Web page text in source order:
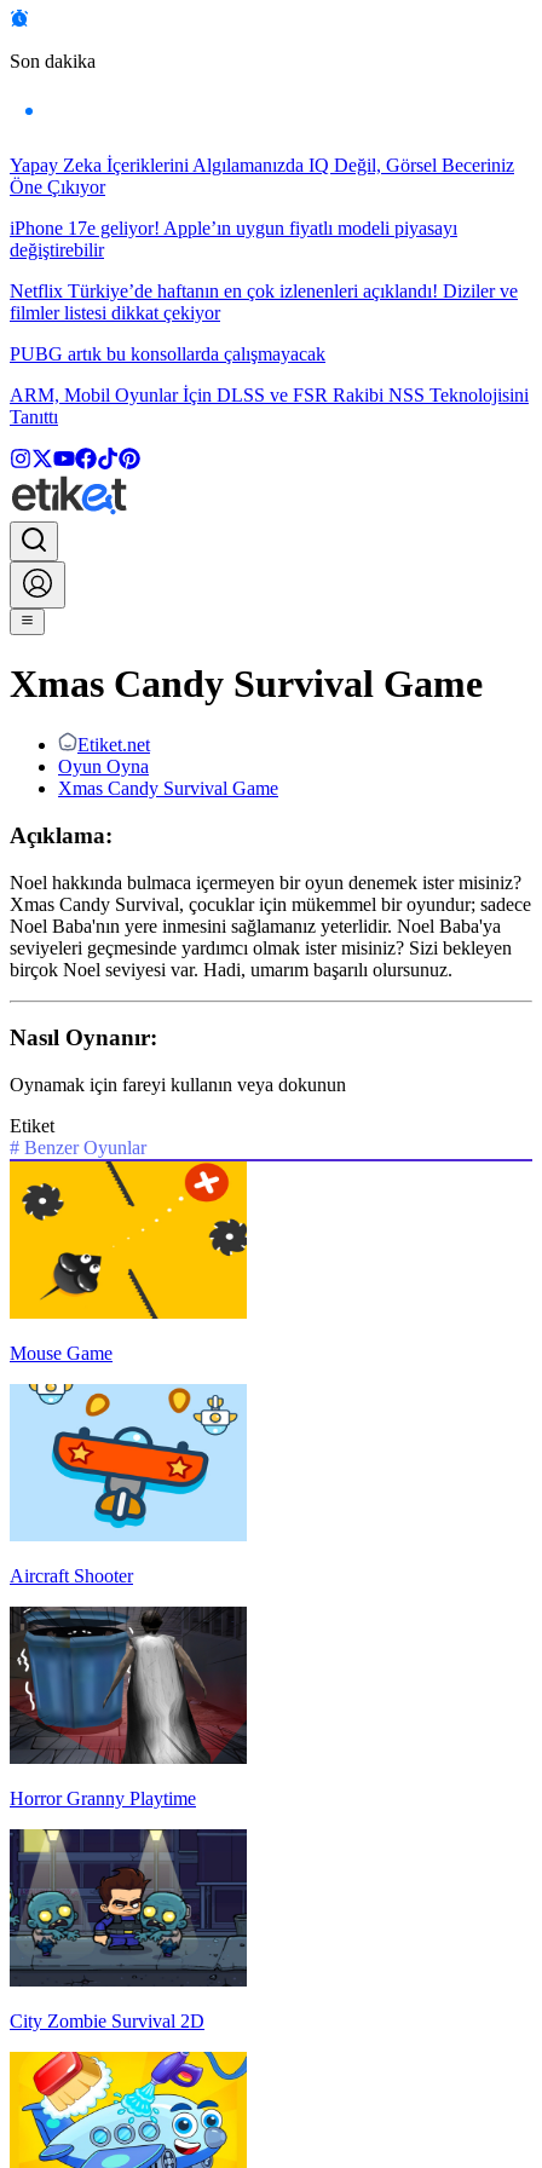
Son dakika
Yapay Zeka İçeriklerini Algılamanızda IQ Değil, Görsel Beceriniz
Öne Çıkıyor
iPhone 17e geliyor! Apple’ın uygun fiyatlı modeli piyasayı
değiştirebilir
Netflix Türkiye’de haftanın en çok izlenenleri açıklandı! Diziler ve
filmler listesi dikkat çekiyor
PUBG artık bu konsollarda çalışmayacak
ARM, Mobil Oyunlar İçin DLSS ve FSR Rakibi NSS Teknolojisini
Tanıttı
Xmas Candy Survival Game
Etiket.net
Oyun Oyna
Xmas Candy Survival Game
Açıklama:
Noel hakkında bulmaca içermeyen bir oyun denemek ister misiniz?
Xmas Candy Survival, çocuklar için mükemmel bir oyundur; sadece
Noel Baba'nın yere inmesini sağlamanız yeterlidir. Noel Baba'ya
seviyeleri geçmesinde yardımcı olmak ister misiniz? Sizi bekleyen
birçok Noel seviyesi var. Hadi, umarım başarılı olursunuz.
Nasıl Oynanır:
Oynamak için fareyi kullanın veya dokunun
Etiket
# Benzer Oyunlar
Mouse Game
Aircraft Shooter
Horror Granny Playtime
City Zombie Survival 2D